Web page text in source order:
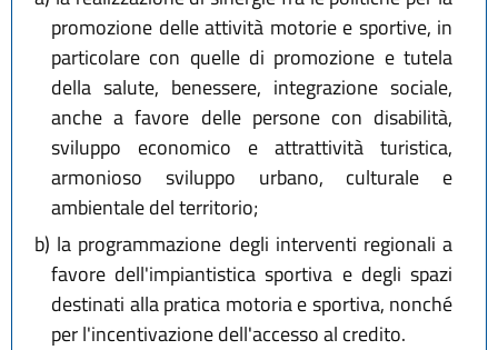
promozione delle attività motorie e sportive, in
particolare con quelle di promozione e tutela
della salute, benessere, integrazione sociale,
anche a favore delle persone con disabilità,
sviluppo economico e attrattività turistica,
armonioso sviluppo urbano, culturale e
ambientale del territorio;
b) la programmazione degli interventi regionali a
favore dell'impiantistica sportiva e degli spazi
destinati alla pratica motoria e sportiva, nonché
per l'incentivazione dell'accesso al credito.